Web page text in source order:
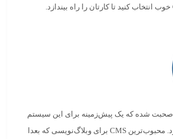
صحبت شده که یک پیش‌زمینه برای این سیستم
مدیریت محتوا وجود دارد. محبوب‌ترین CMS برای وبلاگ‌نویسی که بعدا